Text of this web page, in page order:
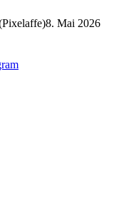
8. Mai 2026